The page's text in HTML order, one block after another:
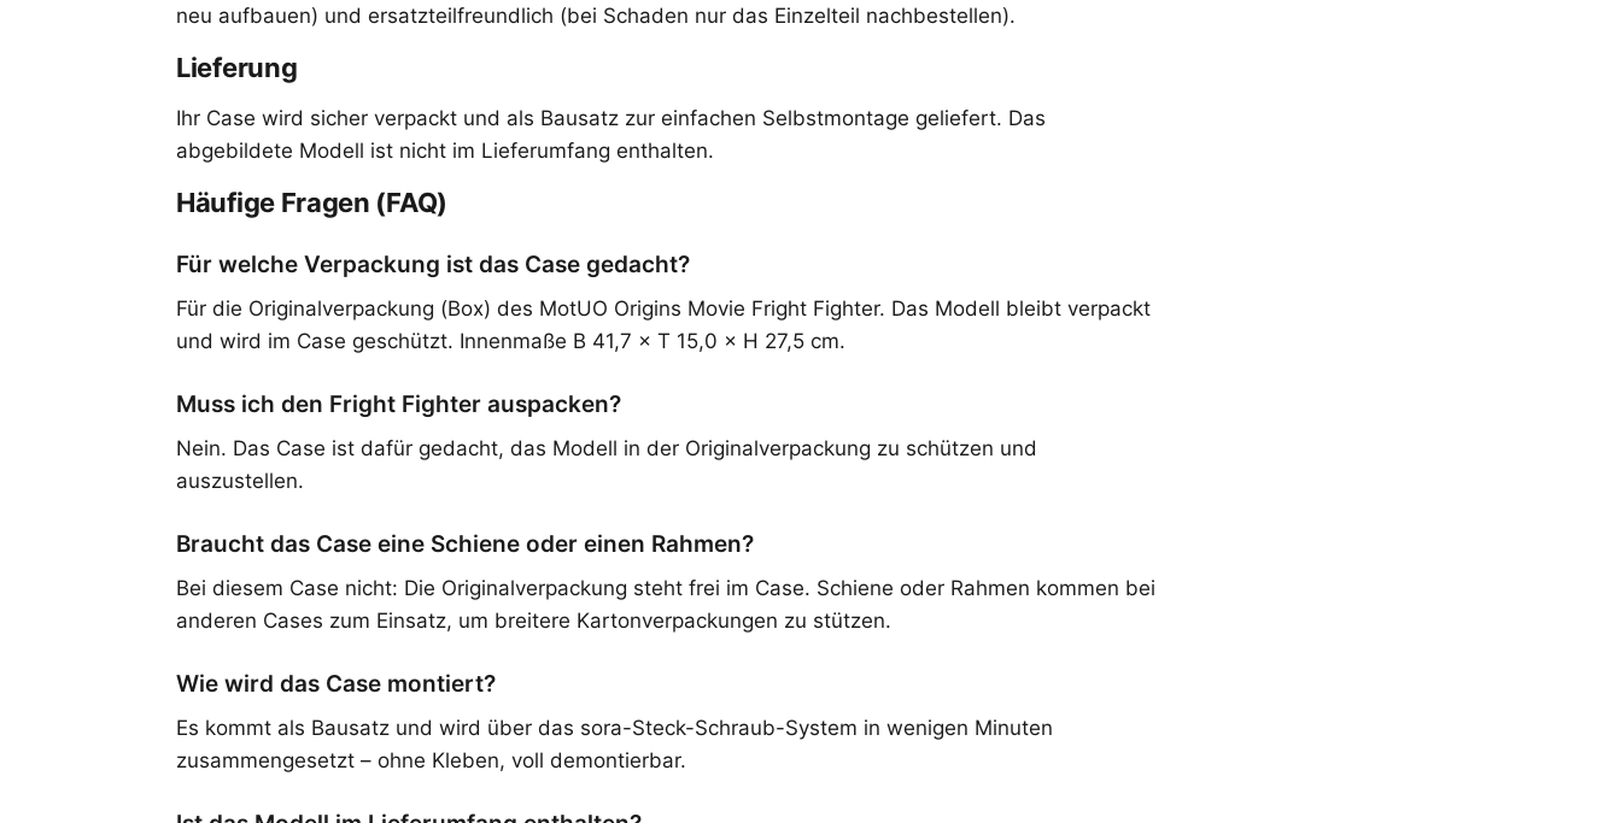
neu aufbauen) und ersatzteilfreundlich (bei Schaden nur das Einzelteil nachbestellen).
Lieferung
Ihr Case wird sicher verpackt und als Bausatz zur einfachen Selbstmontage geliefert. Das
abgebildete Modell ist nicht im Lieferumfang enthalten.
Häufige Fragen (FAQ)
Für welche Verpackung ist das Case gedacht?
Für die Originalverpackung (Box) des MotUO Origins Movie Fright Fighter. Das Modell bleibt verpackt
und wird im Case geschützt. Innenmaße B 41,7 × T 15,0 × H 27,5 cm.
Muss ich den Fright Fighter auspacken?
Nein. Das Case ist dafür gedacht, das Modell in der Originalverpackung zu schützen und
auszustellen.
Braucht das Case eine Schiene oder einen Rahmen?
Bei diesem Case nicht: Die Originalverpackung steht frei im Case. Schiene oder Rahmen kommen bei
anderen Cases zum Einsatz, um breitere Kartonverpackungen zu stützen.
Wie wird das Case montiert?
Es kommt als Bausatz und wird über das sora-Steck-Schraub-System in wenigen Minuten
zusammengesetzt – ohne Kleben, voll demontierbar.